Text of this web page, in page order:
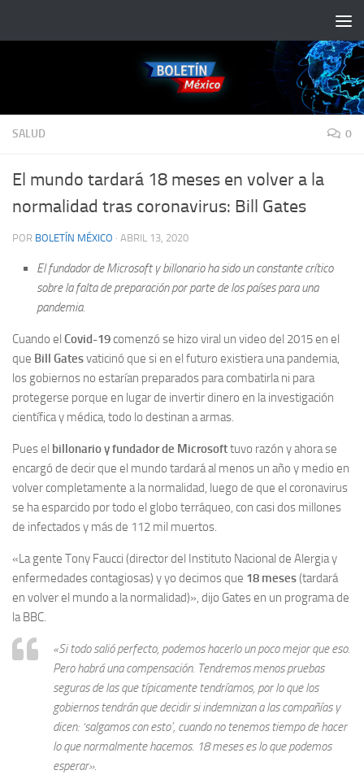
SALUD 0
El mundo tardará 18 meses en volver a la
normalidad tras coronavirus: Bill Gates
POR BOLETÍN MÉXICO · ABRIL 13, 2020
El fundador de Microsoft y billonario ha sido un constante crítico
sobre la falta de preparación por parte de los países para una
pandemia.
Cuando el Covid-19comenzó se hizo viral un video del 2015 en el
que Bill Gatesvaticinó que si en el futuro existiera una pandemia,
los gobiernos no estarían preparados para combatirla ni para
protegerse porque en lugar de invertir dinero en la investigación
científica y médica, todo lo destinan a armas.
Pues el billonario y fundador de Microsofttuvo razón y ahora se
encargó de decir que el mundo tardará al menos un año y medio en
volver completamente a la normalidad, luego de que el coronavirus
se ha esparcido por todo el globo terráqueo, con casi dos millones
de infectados y más de 112 mil muertos.
«La gente Tony Faucci (director del Instituto Nacional de Alergia y
enfermedades contagiosas) y yo decimos que 18 meses(tardará
en volver el mundo a la normalidad)», dijo Gates en un programa de
la BBC.
«Si todo salió perfecto, podemos hacerlo un poco mejor que eso.
Pero habrá una compensación. Tendremos menos pruebas
seguras de las que típicamente tendríamos, por lo que los
gobiernos tendrán que decidir si indemnizan a las compañías y
dicen: ‘salgamos con esto’, cuando no tenemos tiempo de hacer
lo que normalmente hacemos. 18 meses es lo que podemos
esperar».